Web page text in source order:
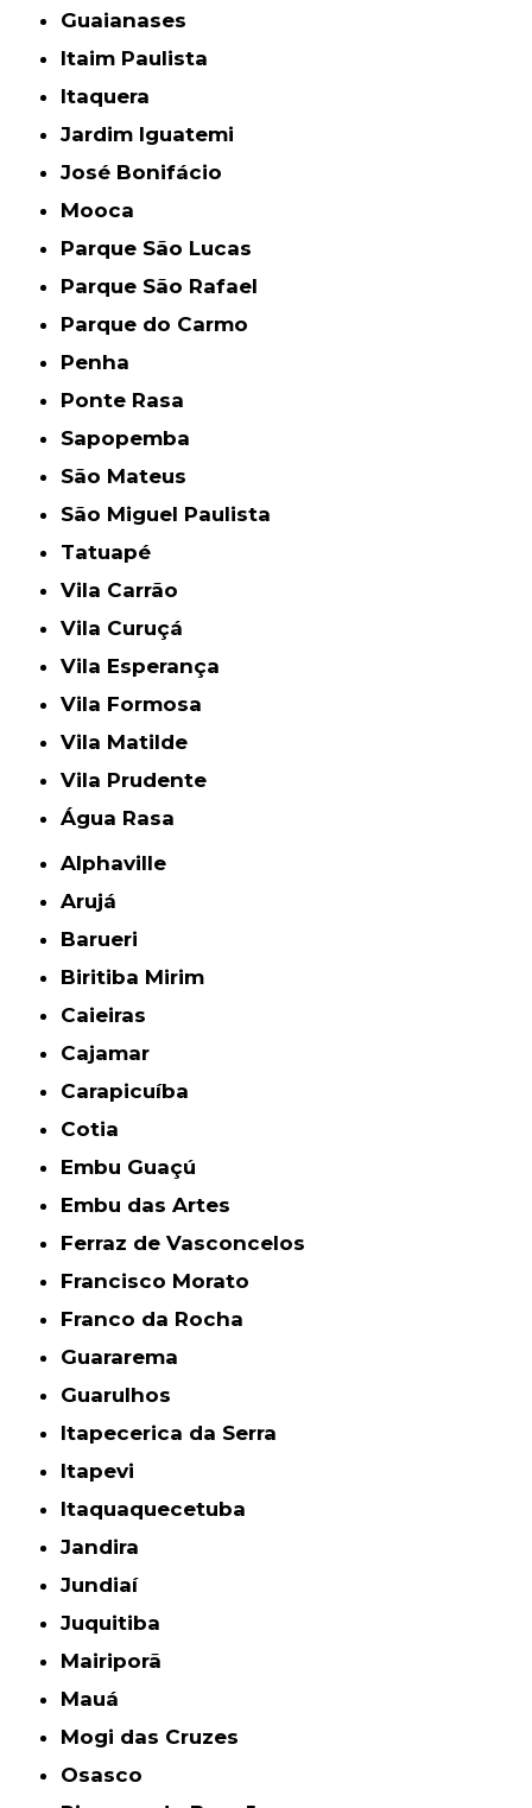
Guaianases
Itaim Paulista
Itaquera
Jardim Iguatemi
José Bonifácio
Mooca
Parque São Lucas
Parque São Rafael
Parque do Carmo
Penha
Ponte Rasa
Sapopemba
São Mateus
São Miguel Paulista
Tatuapé
Vila Carrão
Vila Curuçá
Vila Esperança
Vila Formosa
Vila Matilde
Vila Prudente
Água Rasa
Alphaville
Arujá
Barueri
Biritiba Mirim
Caieiras
Cajamar
Carapicuíba
Cotia
Embu Guaçú
Embu das Artes
Ferraz de Vasconcelos
Francisco Morato
Franco da Rocha
Guararema
Guarulhos
Itapecerica da Serra
Itapevi
Itaquaquecetuba
Jandira
Jundiaí
Juquitiba
Mairiporã
Mauá
Mogi das Cruzes
Osasco